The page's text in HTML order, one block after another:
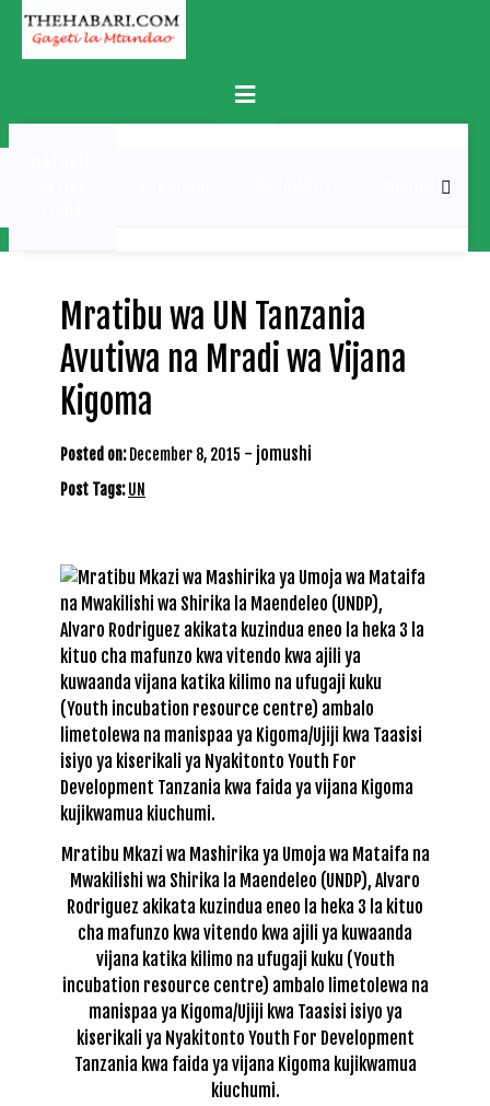
Skip
content
Primary
Menu
MICHEZO
Mratibu wa UN Tanzania
Avutiwa na Mradi wa Vijana
Kigoma
Posted on: December 8, 2015 - jomushi
Post Tags:UN
Mratibu Mkazi wa Mashirika ya Umoja wa Mataifa na
Mwakilishi wa Shirika la Maendeleo (UNDP), Alvaro
Rodriguez akikata kuzindua eneo la heka 3 la kituo
cha mafunzo kwa vitendo kwa ajili ya kuwaanda
vijana katika kilimo na ufugaji kuku (Youth
incubation resource centre) ambalo limetolewa na
manispaa ya Kigoma/Ujiji kwa Taasisi isiyo ya
kiserikali ya Nyakitonto Youth For Development
Tanzania kwa faida ya vijana Kigoma kujikwamua
kiuchumi.